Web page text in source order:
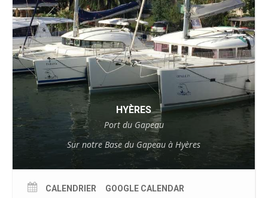
HYÈRES
Port du Gapeau
Sur notre Base du Gapeau à Hyères
CALENDRIER GOOGLE CALENDAR